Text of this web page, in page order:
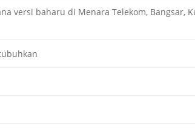
versi baharu di Menara Telekom, Bangsar,